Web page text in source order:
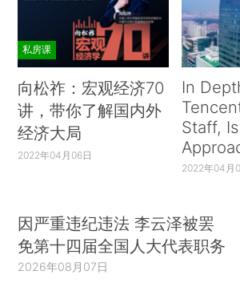
私房课
向松祚：宏观经济70
讲，带你了解国内外
经济大局
2022年04月06日
In
Staff, Is
2022年04月
因严重违纪违法 李云泽被罢
免第十四届全国人大代表职务
2026年08月07日